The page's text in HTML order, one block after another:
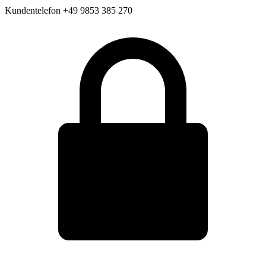
Kundentelefon +49 9853 385 270